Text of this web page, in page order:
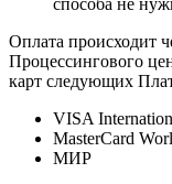
Оплата происходит
Процессингового
карт следующих
VISA
MasterCard
МИР